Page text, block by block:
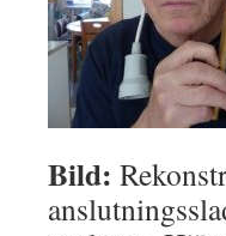
Bild: